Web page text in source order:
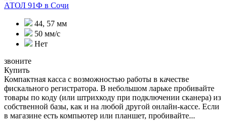
АТОЛ 91Ф в Сочи
44, 57 мм
50 мм/с
Нет
звоните
Купить
Компактная касса с возможностью работы в качестве
фискального регистратора. В небольшом ларьке пробивайте
товары по коду (или штрихкоду при подключении сканера) из
собственной базы, как и на любой другой онлайн-кассе. Если
в магазине есть компьютер или планшет, пробивайте...